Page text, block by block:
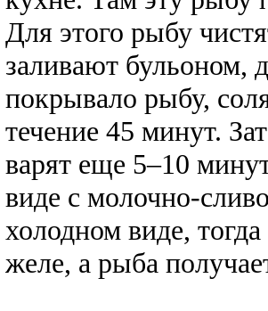
Для этого рыбу
заливают бульоном,
покрывало рыбу,
течение 45 минут.
варят еще 5–10
виде с молочно-
холодном виде,
желе, а рыба